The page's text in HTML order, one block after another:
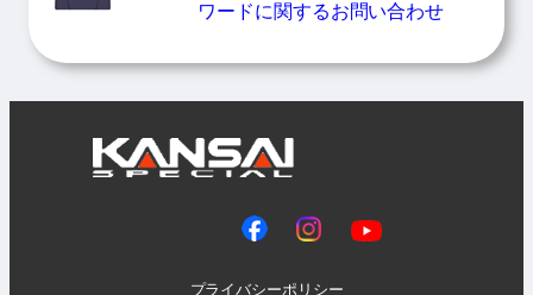
ワードに関するお問い合わせ
プライバシーポリシー